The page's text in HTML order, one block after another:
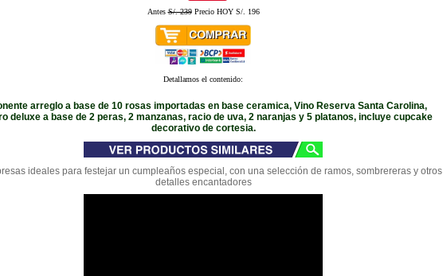
AntesS/. 239Precio HOY S/. 196
Detallamos el contenido:
arreglo a base de 10 rosas importadas en base ceramica, Vino Reserva Santa Carolina,
deluxe a base de 2 peras, 2 manzanas, racio de uva, 2 naranjas y 5 platanos, incluye cupcake
decorativo de cortesia.
ideales para festejar un cumpleaños especial, con una selección de ramos, sombrereras y otros
detalles encantadores